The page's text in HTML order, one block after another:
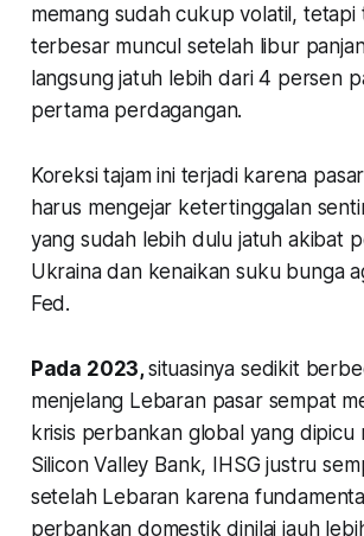
memang sudah cukup volatil, tetapi
terbesar muncul setelah libur
langsung jatuh lebih dari 4 persen
pertama perdagangan.
Koreksi tajam ini terjadi karena
harus mengejar ketertinggalan
yang sudah lebih dulu jatuh akibat
Ukraina dan kenaikan suku bunga
Fed.
Pada 2023,situasinya sedikit
menjelang Lebaran pasar sempat
krisis perbankan global yang dipicu
Silicon Valley Bank, IHSG justru
setelah Lebaran karena
perbankan domestik dinilai jauh